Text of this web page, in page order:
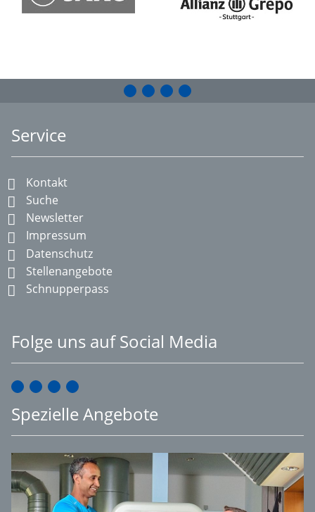
Service
Kontakt
Suche
Newsletter
Impressum
Datenschutz
Stellenangebote
Schnupperpass
Folge uns auf Social Media
Spezielle Angebote